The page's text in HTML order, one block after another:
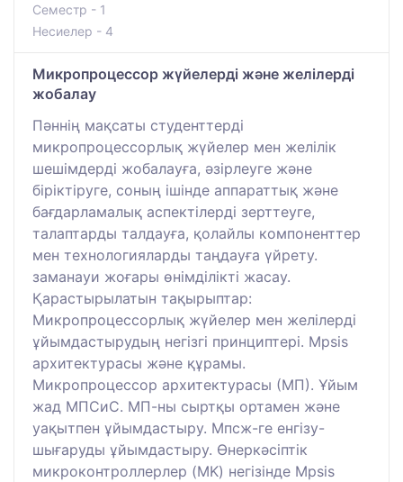
Семестр - 1
Несиелер - 4
Микропроцессор жүйелерді және желілерді
жобалау
Пәннің мақсаты студенттерді
микропроцессорлық жүйелер мен желілік
шешімдерді жобалауға, әзірлеуге және
біріктіруге, соның ішінде аппараттық және
бағдарламалық аспектілерді зерттеуге,
талаптарды талдауға, қолайлы компоненттер
мен технологияларды таңдауға үйрету.
заманауи жоғары өнімділікті жасау.
Қарастырылатын тақырыптар:
Микропроцессорлық жүйелер мен желілерді
ұйымдастырудың негізгі принциптері. Mpsis
архитектурасы және құрамы.
Микропроцессор архитектурасы (МП). Ұйым
жад МПСиС. МП-ны сыртқы ортамен және
уақытпен ұйымдастыру. Мпсж-ге енгізу-
шығаруды ұйымдастыру. Өнеркәсіптік
микроконтроллерлер (MK) негізінде Mpsis